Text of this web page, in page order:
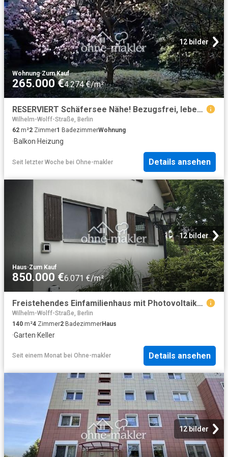
12 bilder
Wohnung·Zum Kauf
265.000 €4.274 €/m²
RESERVIERT Schäfersee Nähe! Bezugsfrei, lebendig
Wilhelm-Wolff-Straße, Berlin
62 m²2 Zimmer1 BadezimmerWohnung
·Balkon·Heizung
Seit letzter Woche bei Ohne-makler Details ansehen
12 bilder
Haus·Zum Kauf
850.000 €6.071 €/m²
Freistehendes Einfamilienhaus mit Photovoltaikanlage auf sonnigem Grundstück in Berlin Wittenau
Wilhelm-Wolff-Straße, Berlin
140 m²4 Zimmer2 BadezimmerHaus
·Garten·Keller
Seit einem Monat bei Ohne-makler Details ansehen
12 bilder